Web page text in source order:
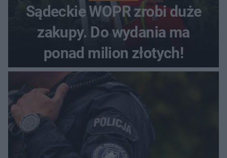
Sądeckie WOPR zrobi duże
zakupy. Do wydania ma
ponad milion złotych!